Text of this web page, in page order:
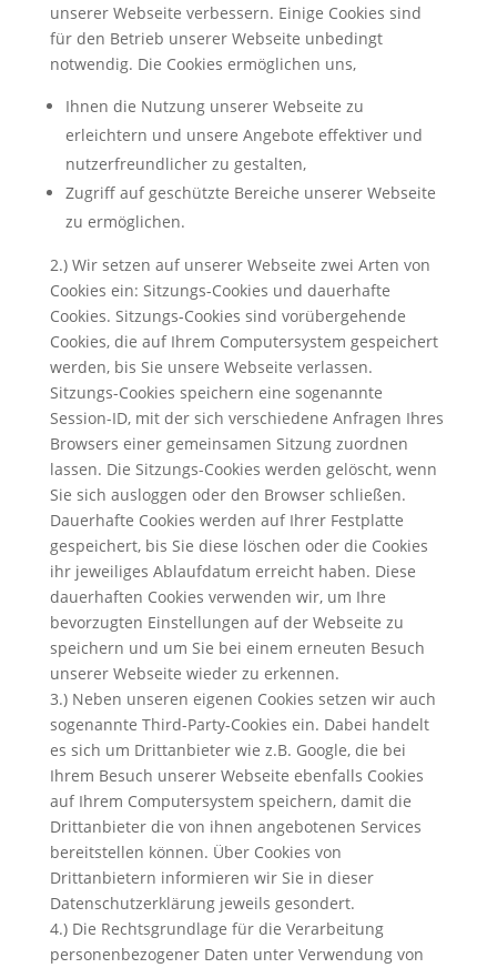
unserer Webseite verbessern. Einige Cookies sind
für den Betrieb unserer Webseite unbedingt
notwendig. Die Cookies ermöglichen uns,
Ihnen die Nutzung unserer Webseite zu
erleichtern und unsere Angebote effektiver und
nutzerfreundlicher zu gestalten,
Zugriff auf geschützte Bereiche unserer Webseite
zu ermöglichen.
2.) Wir setzen auf unserer Webseite zwei Arten von
Cookies ein: Sitzungs-Cookies und dauerhafte
Cookies. Sitzungs-Cookies sind vorübergehende
Cookies, die auf Ihrem Computersystem gespeichert
werden, bis Sie unsere Webseite verlassen.
Sitzungs-Cookies speichern eine sogenannte
Session-ID, mit der sich verschiedene Anfragen Ihres
Browsers einer gemeinsamen Sitzung zuordnen
lassen. Die Sitzungs-Cookies werden gelöscht, wenn
Sie sich ausloggen oder den Browser schließen.
Dauerhafte Cookies werden auf Ihrer Festplatte
gespeichert, bis Sie diese löschen oder die Cookies
ihr jeweiliges Ablaufdatum erreicht haben. Diese
dauerhaften Cookies verwenden wir, um Ihre
bevorzugten Einstellungen auf der Webseite zu
speichern und um Sie bei einem erneuten Besuch
unserer Webseite wieder zu erkennen.
3.) Neben unseren eigenen Cookies setzen wir auch
sogenannte Third-Party-Cookies ein. Dabei handelt
es sich um Drittanbieter wie z.B. Google, die bei
Ihrem Besuch unserer Webseite ebenfalls Cookies
auf Ihrem Computersystem speichern, damit die
Drittanbieter die von ihnen angebotenen Services
bereitstellen können. Über Cookies von
Drittanbietern informieren wir Sie in dieser
Datenschutzerklärung jeweils gesondert.
4.) Die Rechtsgrundlage für die Verarbeitung
personenbezogener Daten unter Verwendung von